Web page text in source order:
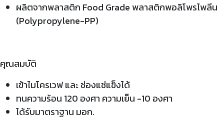
ผลิตจากพลาสติก Food Grade พลาสติกพอลิโพรไพลีน
(Polypropylene-PP)
คุณสมบัติ
เข้าไมโครเวฟ และ ช่องแช่แข็งได้
ทนความร้อน 120 องศา ความเย็น -10 องศา
ได้รับมาตราฐาน มอก.